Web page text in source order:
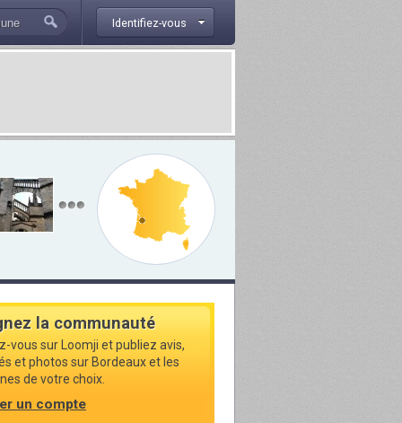
Identifiez-vous
la communauté
vous sur Loomji et publiez avis,
et photos sur Bordeaux et les
de votre choix.
un compte